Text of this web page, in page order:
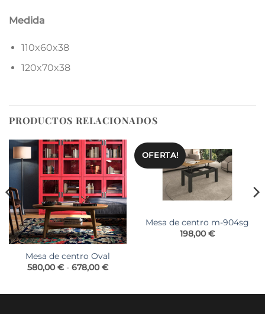
Medida
110x60x38
120x70x38
PRODUCTOS RELACIONADOS
Mesa de centro Oval
580,00€ - 678,00€Rango
OFERTA!
Mesa de centro m-904sg
198,00€